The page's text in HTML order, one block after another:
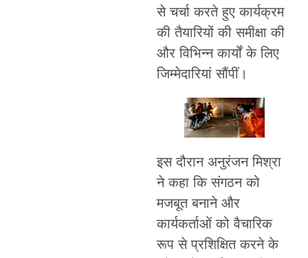
से चर्चा करते हुए कार्यक्रम
की तैयारियों की समीक्षा की
और विभिन्न कार्यों के लिए
जिम्मेदारियां सौंपीं।
इस दौरान अनुरंजन मिश्रा
ने कहा कि संगठन को
मजबूत बनाने और
कार्यकर्ताओं को वैचारिक
रूप से प्रशिक्षित करने के